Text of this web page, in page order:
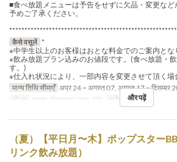
■食べ放題メニューは予告をせずに欠品・変更など
予めご了承ください。
कैसे वसूलें *
※中学生以上のお客様はおとな料金でのご案内とな
※飲み放題プラン込みのお値段です。(食べ放題・
す。)
※仕入れ状況により、一部内容を変更させて頂く場
मान्य तिथि सीमाएँ अप्र 24 ~ अगस्त 07, अगस्त 17 ~ दिसम्बर
भोजन
नाश्ता, दोपहर का खाना, चाय आदेश सीमा 2 ~
और पढ़ें
（夏）【平日月〜木】ポップスター
リンク飲み放題）